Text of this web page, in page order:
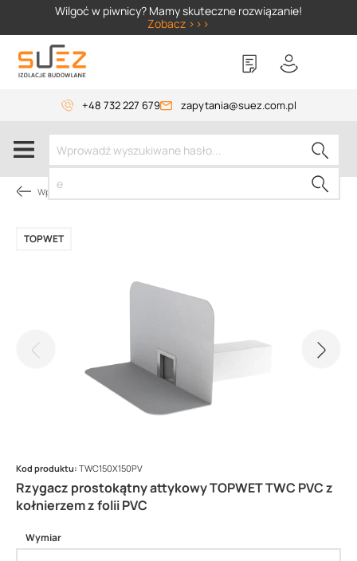
Wilgoć w piwnicy? Mamy skuteczne rozwiązanie!
Zobacz >>>
+48 732 227 679 zapytania@suez.com.pl
Wpusty i akcesoria
Rzygacz prostokątny attykowy TOPWET TWC PVC z
kołnierzem z folii PVC
TOPWET
Kod produktu: TWC150X150PV
Wymiar